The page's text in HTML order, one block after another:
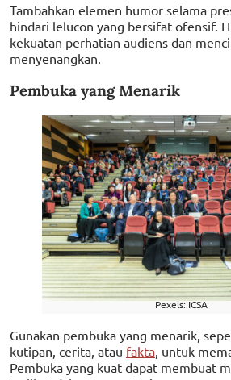
Tambahkan elemen humor selama
hindari lelucon yang bersifat ofensif.
kekuatan perhatian audiens dan
menyenangkan.
Pembuka yang Menarik
Pexels: ICSA
Gunakan pembuka yang menarik,
kutipan, cerita, atau fakta , untuk
Pembuka yang kuat dapat membuat